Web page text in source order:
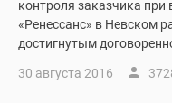
контроля заказчика при
«Ренессанс» в Невском
достигнутым
30 августа 2016